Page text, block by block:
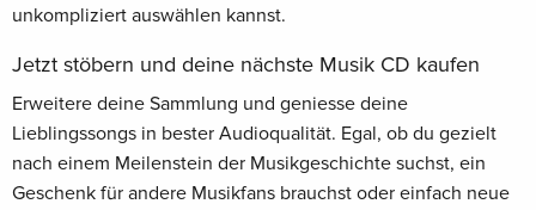
unkompliziert auswählen kannst.
Jetzt stöbern und deine nächste Musik CD kaufen
Erweitere deine Sammlung und geniesse deine
Lieblingssongs in bester Audioqualität. Egal, ob du gezielt
nach einem Meilenstein der Musikgeschichte suchst, ein
Geschenk für andere Musikfans brauchst oder einfach neue